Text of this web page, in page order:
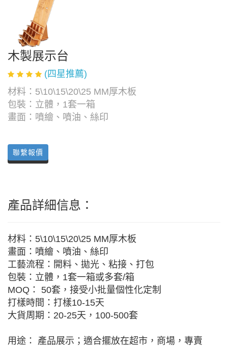
木製展示台
(四星推薦)
材料：5\10\15\20\25 MM厚木板
包裝：立體，1套一箱
畫面：噴繪、噴油、絲印
聯繫報價
產品詳細信息：
材料：5\10\15\20\25 MM厚木板
畫面：噴繪、噴油、絲印
工藝流程：開料、拋光、粘接、打包
包裝：立體，1套一箱或多套/箱
MOQ： 50套，接受小批量個性化定制
打樣時間：打樣10-15天
大貨周期：20-25天，100-500套
用途： 產品展示；適合擺放在超市，商場，專賣